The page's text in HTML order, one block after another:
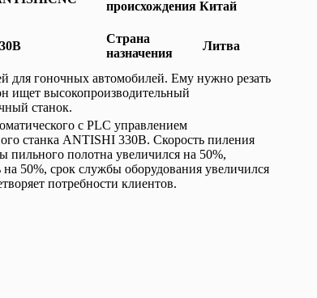
происхождения Китай
Страна
назначения
Литва
для гоночных автомобилей. Ему нужно резать
ищет высокопроизводительный
станок.
с PLC управлением
станка ANTISHI 330B. Скорость пиления
пильного полотна увеличился на 50%,
на 50%, срок службы оборудования увеличился
потребности клиентов.